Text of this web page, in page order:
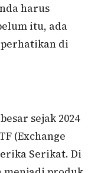
harus
itu, ada
di
sejak 2024
(Exchange
Serikat. Di